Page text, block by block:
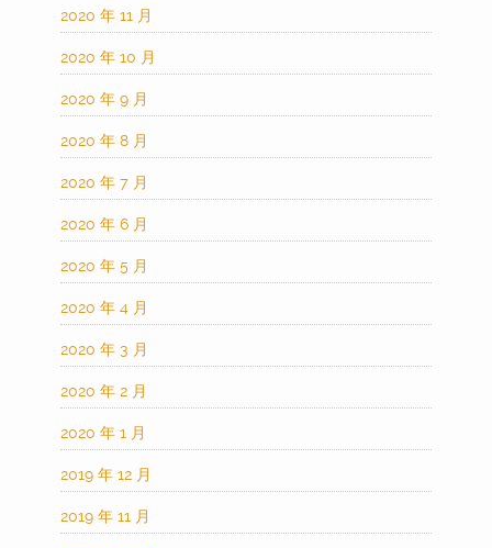
2020 年 11 月
2020 年 10 月
2020 年 9 月
2020 年 8 月
2020 年 7 月
2020 年 6 月
2020 年 5 月
2020 年 4 月
2020 年 3 月
2020 年 2 月
2020 年 1 月
2019 年 12 月
2019 年 11 月